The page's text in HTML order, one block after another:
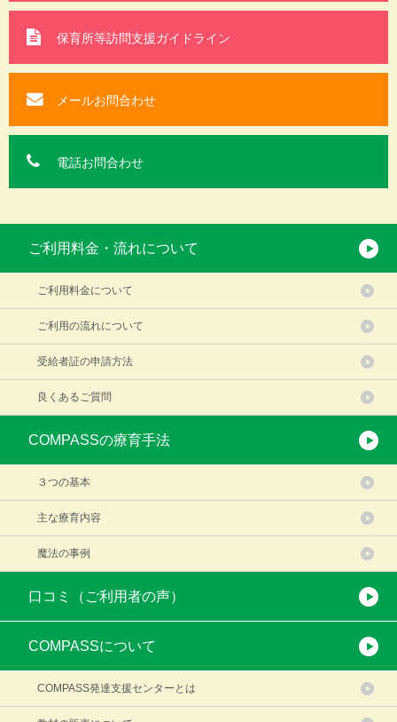
ご利用料金・流れについて
ご利用料金について
ご利用の流れについて
受給者証の申請方法
良くあるご質問
COMPASSの療育手法
３つの基本
主な療育内容
魔法の事例
口コミ（ご利用者の声）
COMPASSについて
COMPASS発達支援センターとは
保育所等訪問支援ガイドライン
メールお問合わせ
電話お問合わせ